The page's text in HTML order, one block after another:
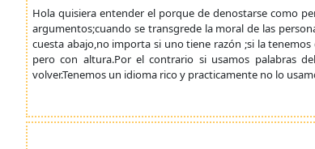
Hola quisiera entender el porque de denostarse como
argumentos;cuando se transgrede la moral de las
cuesta abajo,no importa si uno tiene razón ;si la
pero con altura.Por el contrario si usamos palabras
volver.Tenemos un idioma rico y practicamente no lo